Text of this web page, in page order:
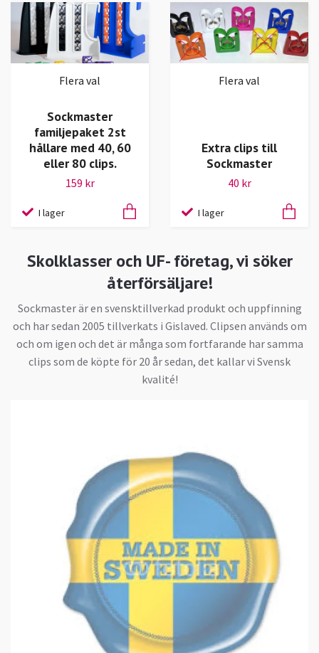
Skolklasser och UF- företag, vi söker
återförsäljare!
Sockmaster är en svensktillverkad produkt och uppfinning
och har sedan 2005 tillverkats i Gislaved. Clipsen används om
och om igen och det är många som fortfarande har samma
clips som de köpte för 20 år sedan, det kallar vi Svensk
kvalité!
Flera val
Sockmaster
familjepaket 2st
hållare med 40, 60
eller 80 clips.
159 kr
I lager
Flera val
Extra clips till
Sockmaster
40 kr
I lager